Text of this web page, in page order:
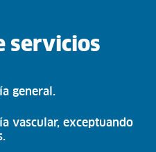
servicios
general.
vascular, exceptuando